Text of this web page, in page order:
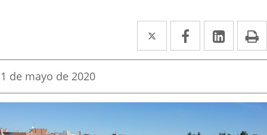
Twitter
Enlace
a
aplicación
externa.
Facebook
Enlace
a
aplicación
externa.
Enlace
a
Fecha
la
1 de mayo de 2020